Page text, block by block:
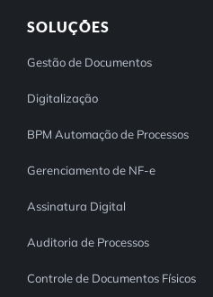
SOLUÇÕES
Gestão de Documentos
Digitalização
BPM Automação de Processos
Gerenciamento de NF-e
Assinatura Digital
Auditoria de Processos
Controle de Documentos Físicos